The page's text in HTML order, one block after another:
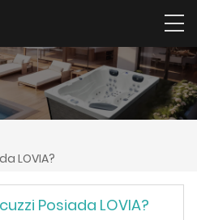
LOVIA?
Posiada LOVIA?